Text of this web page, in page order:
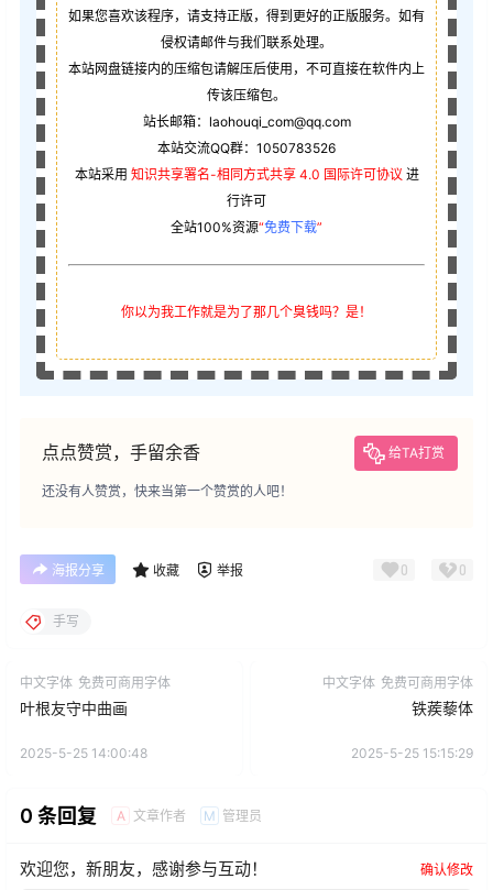
如果您喜欢该程序，请支持正版，得到更好的正版服务。如有
侵权请邮件与我们联系处理。
本站网盘链接内的压缩包请解压后使用，不可直接在软件内上
传该压缩包。
站长邮箱：laohouqi_com@qq.com
本站交流QQ群：1050783526
本站采用 知识共享署名-相同方式共享 4.0 国际许可协议 进
行许可
全站100%资源“免费下载”
你以为我工作就是为了那几个臭钱吗？是！
点点赞赏，手留余香 给TA打赏
还没有人赞赏，快来当第一个赞赏的人吧！
海报分享 收藏 举报 0 0
手写
中文字体 免费可商用字体
叶根友守中曲画
2025-5-25 14:00:48
中文字体 免费可商用字体
铁蒺藜体
2025-5-25 15:15:29
0 条回复 A 文章作者 M 管理员
欢迎您，新朋友，感谢参与互动！ 确认修改